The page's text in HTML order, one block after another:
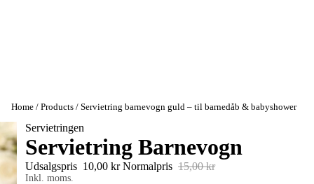
Home Products Servietring barnevogn guld – til barnedåb & babyshower
Servietringen
Servietring Barnevogn
Udsalgspris 10,00 kr Normalpris 15,00 kr
Inkl. moms.